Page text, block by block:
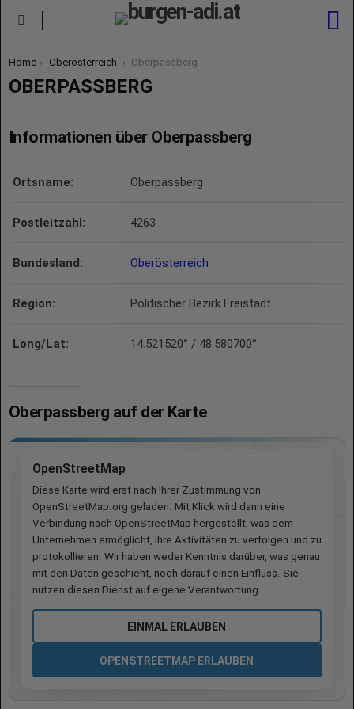
You are here:
Home Oberösterreich Oberpassberg
OBERPASSBERG
Informationen über Oberpassberg
Ortsname: Oberpassberg
Postleitzahl: 4263
Bundesland: Oberösterreich
Region: Politischer Bezirk Freistadt
Long/Lat: 14.521520° / 48.580700°
Oberpassberg auf der Karte
OpenStreetMap
Diese Karte wird erst nach Ihrer Zustimmung von
OpenStreetMap.org geladen. Mit Klick wird dann eine
Verbindung nach OpenStreetMap hergestellt, was dem
Unternehmen ermöglicht, Ihre Aktivitäten zu verfolgen und zu
protokollieren. Wir haben weder Kenntnis darüber, was genau
mit den Daten geschieht, noch darauf einen Einfluss. Sie
nutzen diesen Dienst auf eigene Verantwortung.
EINMAL ERLAUBEN
OPENSTREETMAP ERLAUBEN